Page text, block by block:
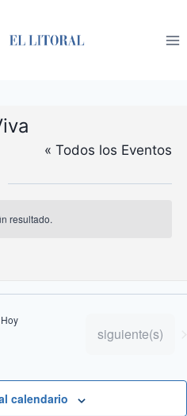
« Todos los Eventos
resultado.
Hoy
Eventos
siguiente(s)
calendario